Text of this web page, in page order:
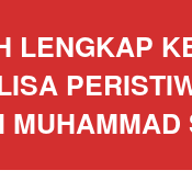
LENGKAP
MUHAMMAD